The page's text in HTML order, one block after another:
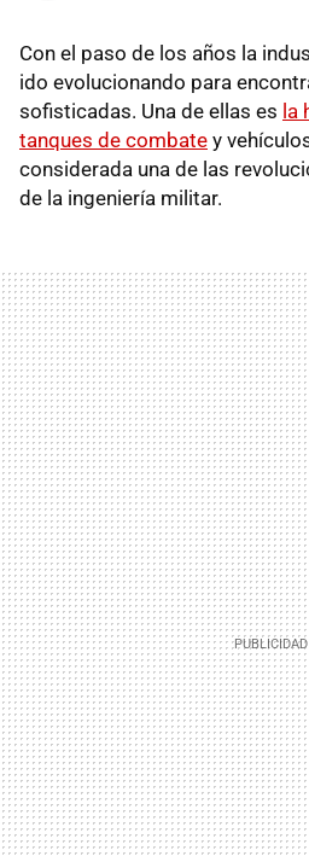
Con el paso de los años la
ido evolucionando para
sofisticadas. Una de ellas es la
tanques de combate y
considerada una de las
de la ingeniería militar.